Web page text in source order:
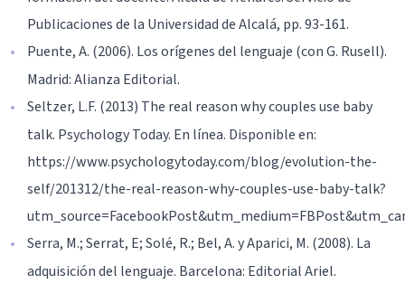
Publicaciones de la Universidad de Alcalá, pp. 93-161.
Puente, A. (2006). Los orígenes del lenguaje (con G. Rusell).
Madrid: Alianza Editorial.
Seltzer, L.F. (2013) The real reason why couples use baby
talk. Psychology Today. En línea. Disponible en:
https://www.psychologytoday.com/blog/evolution-the-
self/201312/the-real-reason-why-couples-use-baby-talk?
Serra, M.; Serrat, E; Solé, R.; Bel, A. y Aparici, M. (2008). La
adquisición del lenguaje. Barcelona: Editorial Ariel.